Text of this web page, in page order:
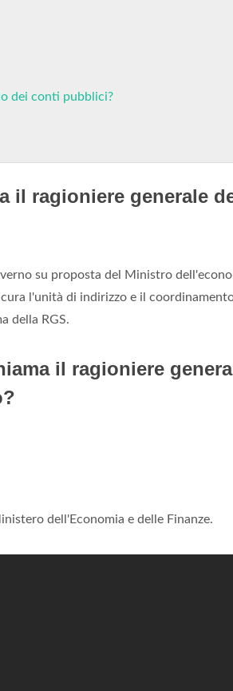
dei conti pubblici?
il ragioniere generale
su proposta del Ministro
l'unità di indirizzo e il
della RGS.
il ragioniere
dell'Economia e delle Finanze.